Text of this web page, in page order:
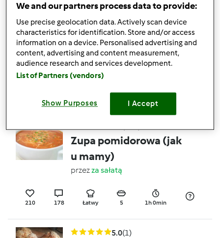
4.8(41)
Sernik z rosą - lekki jak
chmurka
przezGość
Zupa pomidorowa (jak
u mamy)
przezza sałatą
210 178 Łatwy 5 1h 0min
5.0(1)
We and our partners process data to provide:
Use precise geolocation data. Actively scan device
characteristics for identification. Store and/or access
information on a device. Personalised advertising and
content, advertising and content measurement,
audience research and services development.
List of Partners (vendors)
Show Purposes I Accept